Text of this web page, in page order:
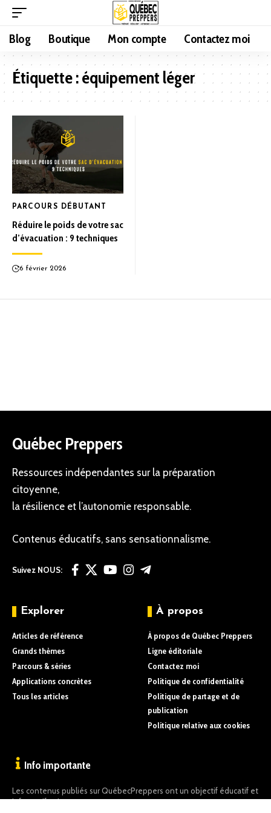
Blog Boutique Mon compte Contactez moi
Étiquette :équipement léger
PARCOURS DÉBUTANT
Réduire le poids de votre sac
d’évacuation : 9 techniques
6 février 2026
Québec Preppers
Ressources indépendantes sur la préparation
citoyenne,
la résilience et l’autonomie responsable.
Contenus éducatifs, sans sensationnalisme.
Suivez NOUS:
Explorer
Articles de référence
Grands thèmes
Parcours & séries
Applications concrètes
Tous les articles
À propos
À propos de Québec Preppers
Ligne éditoriale
Contactez moi
Politique de confidentialité
Politique de partage et de
publication
Politique relative aux cookies
Info importante
Les contenus publiés sur QuébecPreppers ont un objectif éducatif et
informatif uniquement.